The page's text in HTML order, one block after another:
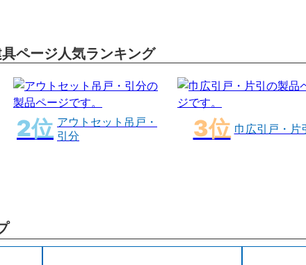
ページ人気ランキング
アウトセット吊戸・
引分
巾広引戸・片